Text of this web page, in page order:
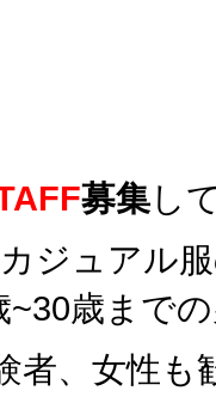
募集し
ジュアル
~30歳まで
者、女性も